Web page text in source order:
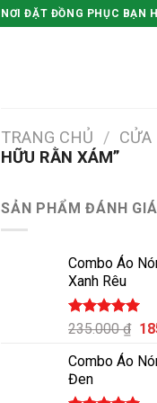
NƠI ĐẶT ĐỒNG PHỤC BẠN
TRANG CHỦ / CỬA
HỮU RẰN XÁM”
SẢN PHẨM ĐÁNH
Combo Áo
Xanh Rêu
Được xếp
5.00
5 sao
235.000₫ Giá
là:
Combo Áo
Đen